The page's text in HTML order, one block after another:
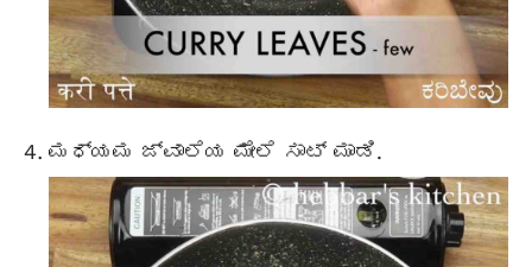
ಮಧ್ಯಮ ಜ್ವಾಲೆಯ ಮೇಲೆ ಸಾಟ್ ಮಾಡಿ.